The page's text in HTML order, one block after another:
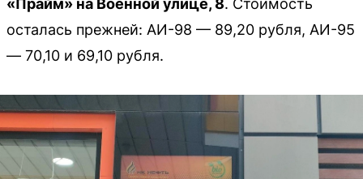
«Прайм» на Военной улице, 8. Стоимость
осталась прежней: АИ-98 — 89,20 рубля, АИ-95
— 70,10 и 69,10 рубля.